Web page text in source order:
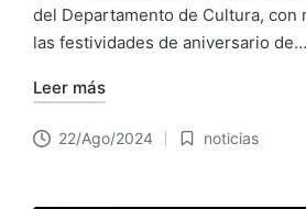
del Departamento de Cultura, con
las festividades de aniversario de…
Leer más
22/Ago/2024
Publicado
noticias